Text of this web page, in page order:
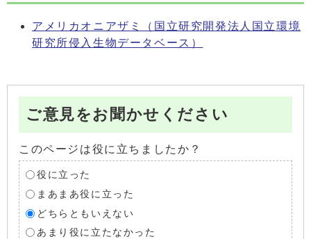
アメリカオニアザミ（国立研究開発法人国立環境
研究所侵入生物データベース）
ご意見をお聞かせください
このページは役に立ちましたか？
役に立った
まあまあ役に立った
どちらともいえない
あまり役に立たなかった